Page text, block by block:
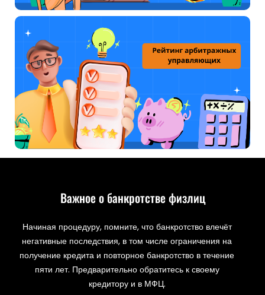
Важное о банкротстве физлиц
Начиная процедуру, помните, что банкротство влечёт
негативные последствия, в том числе ограничения на
получение кредита и повторное банкротство в течение
пяти лет. Предварительно обратитесь к своему
кредитору и в МФЦ.